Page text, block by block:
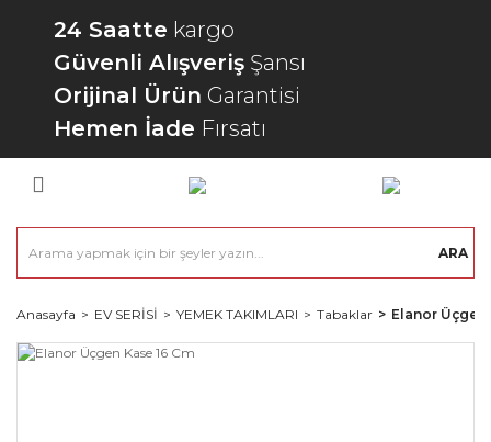
24 Saatte kargo
Güvenli Alışveriş Şansı
Orijinal Ürün Garantisi
Hemen İade Fırsatı
ARA
Anasayfa EV SERİSİ YEMEK TAKIMLARI Tabaklar Elanor Üçgen